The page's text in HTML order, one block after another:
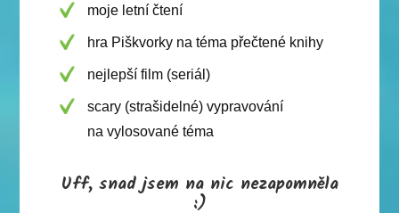
moje letní čtení
hra Piškvorky na téma přečtené knihy
nejlepší film (seriál)
scary (strašidelné) vypravování
na vylosované téma
Uff, snad jsem na nic nezapomněla
:)